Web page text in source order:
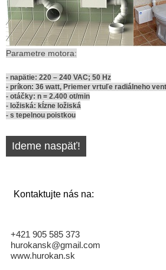
Kontaktujte nás na:
+421 905 585 373
hurokansk@gmail.com
www.hurokan.sk
Parametre motora:
- napätie: 220 – 240 VAC; 50 Hz
- príkon: 36 watt, Priemer vrtuľe radiálneho
- otáčky: n = 2.400 ot/min
- ložiská: kĺzne ložiská
- s tepelnou poistkou
Ideme naspäť!